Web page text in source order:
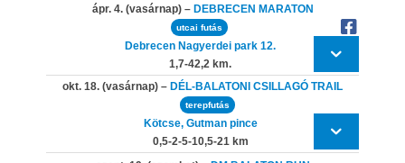
ápr. 4. (vasárnap) – DEBRECEN MARATON
utcai futás
Debrecen Nagyerdei park 12.
1,7-42,2 km.
okt. 18. (vasárnap) – DÉL-BALATONI CSILLAGÓ TRAIL
terepfutás
Kötcse, Gutman pince
0,5-2-5-10,5-21 km